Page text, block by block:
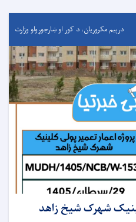
درېيم مکروریان، د کور او ښارجوړولو وزارت
شهرک شیخ زاهد